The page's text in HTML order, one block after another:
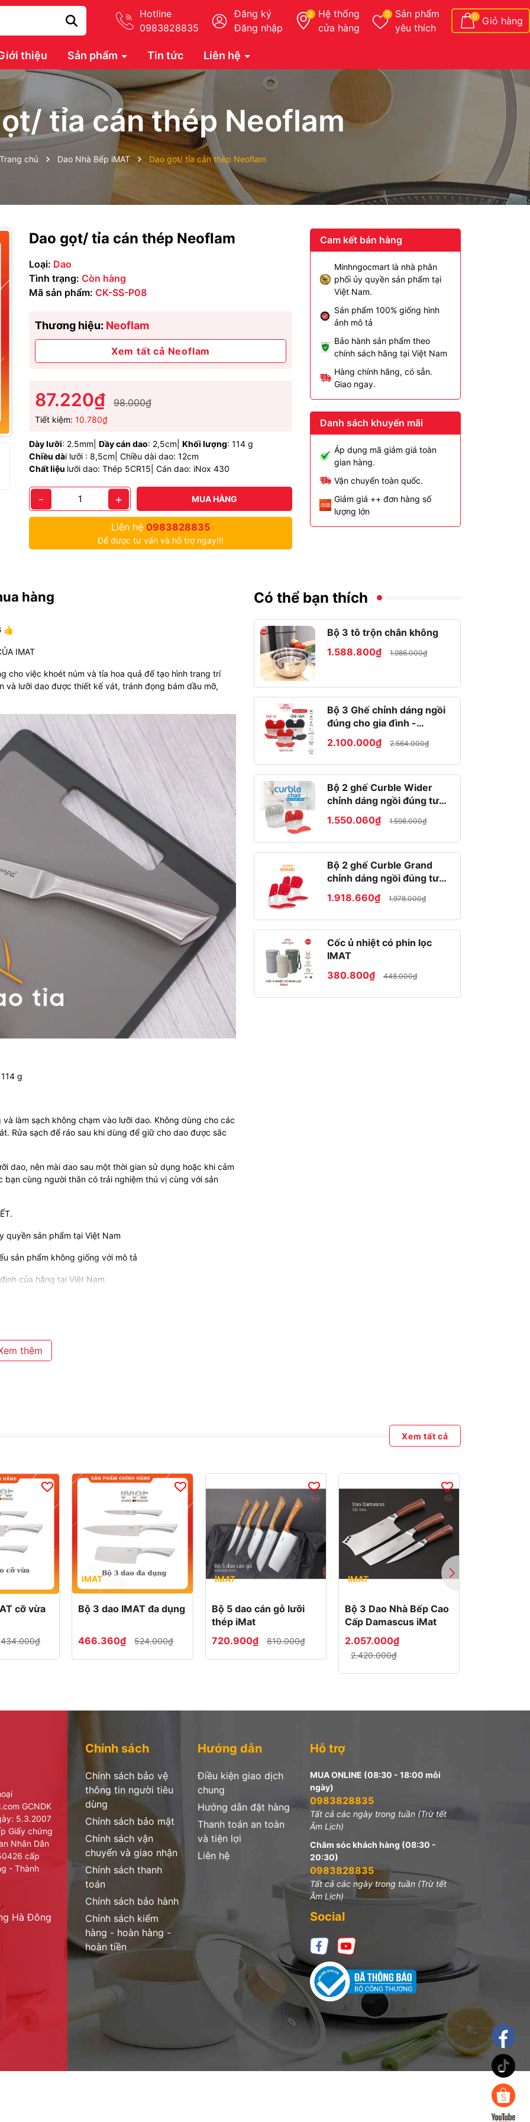
Hotline
0983828835
Đăng ký
Đăng nhập
2
Hệ thống
cửa hàng
0
Sản phẩm
yêu thích
0 Giỏ hàng
thiệu Sản phẩm Tin tức Liên hệ
tỉa cán thép Neoflam
Trang chủ Dao Nhà Bếp iMAT Dao gọt/ tỉa cán thép Neoflam
Dao gọt/ tỉa cán thép Neoflam
Loại: Dao
Tình trạng: Còn hàng
Mã sản phẩm: CK-SS-P08
Thương hiệu: Neoflam
Xem tất cả Neoflam
87.220₫ 98.000₫
Tiết kiệm: 10.780₫
Dày lưỡi: 2.5mm| Dầy cán dao: 2,5cm| Khối lượng: 114 g
Chiều dài lưỡi : 8,5cm| Chiều dài dao: 12cm
Chất liệu lưỡi dao: Thép 5CR15| Cán dao: iNox 430
- + MUA HÀNG
Liên hệ 0983828835
Để được tư vấn và hỗ trợ ngay!!!
Cam kết bán hàng
Minhngocmart là nhà phân
phối ủy quyền sản phẩm tại
Việt Nam.
Sản phẩm 100% giống hình
ảnh mô tả
Bảo hành sản phẩm theo
chính sách hãng tại Việt Nam
Hàng chính hãng, có sẵn.
Giao ngay.
Danh sách khuyến mãi
Áp dụng mã giảm giá toàn
gian hàng.
Vận chuyển toàn quốc.
Giảm giá ++ đơn hàng số
lượng lớn
hàng
👍
IMAT
cho việc khoét núm và tỉa hoa quả để tạo hình trang trí
và lưỡi dao được thiết kế vát, tránh đọng bám dầu mỡ,
g
làm sạch không chạm vào lưỡi dao. Không dùng cho các
Rửa sạch để ráo sau khi dùng để giữ cho dao được sắc
dao, nên mài dao sau một thời gian sử dụng hoặc khi cảm
cùng người thân có trải nghiệm thú vị cùng với sản
quyền sản phẩm tại Việt Nam
sản phẩm không giống với mô tả
của hãng tại Việt Nam
gì nhé!
quận Thanh Xuân, TP Hà Nội, Việt Nam
thêm
Có thể bạn thích
Bộ 3 tô trộn chân không
1.588.800₫
1.986.000₫
Bộ 3 Ghế chỉnh dáng ngồi
đúng cho gia đình -
Roichen Hàn Quốc
2.100.000₫ 2.564.000₫
Bộ 2 ghế Curble Wider
chỉnh dáng ngồi đúng tư
thế Hàn Quốc
1.550.060₫ 1.598.000₫
Bộ 2 ghế Curble Grand
chỉnh dáng ngồi đúng tư
thế Hàn Quốc
1.918.660₫ 1.978.000₫
Cốc ủ nhiệt có phin lọc
IMAT
380.800₫
448.000₫
Xem tất cả
cỡ vừa
434.000₫
IMAT
Bộ 3 dao IMAT đa dụng
466.360₫ 524.000₫
IMAT
Bộ 5 dao cán gỗ lưỡi
thép iMat
720.900₫
810.000₫
IMAT
Bộ 3 Dao Nhà Bếp Cao
Cấp Damascus iMat
2.057.000₫
2.420.000₫
GCNDK
5.3.2007
Giấy chứng
Nhân Dân
cấp
- Thành
Hà Đông
Chính sách
Chính sách bảo vệ
thông tin người tiêu
dùng
Chính sách bảo mật
Chính sách vận
chuyển và giao nhận
Chính sách thanh
toán
Chính sách bảo hành
Chính sách kiểm
hàng - hoàn hàng -
hoàn tiền
Hướng dẫn
Điều kiện giao dịch
chung
Hướng dẫn đặt hàng
Thanh toán an toàn
và tiện lợi
Liên hệ
Hỗ trợ
MUA ONLINE (08:30 - 18:00 mỗi
ngày)
0983828835
Tất cả các ngày trong tuần (Trừ tết
Âm Lịch)
Chăm sóc khách hàng (08:30 -
20:30)
0983828835
Tất cả các ngày trong tuần (Trừ tết
Âm Lịch)
Social